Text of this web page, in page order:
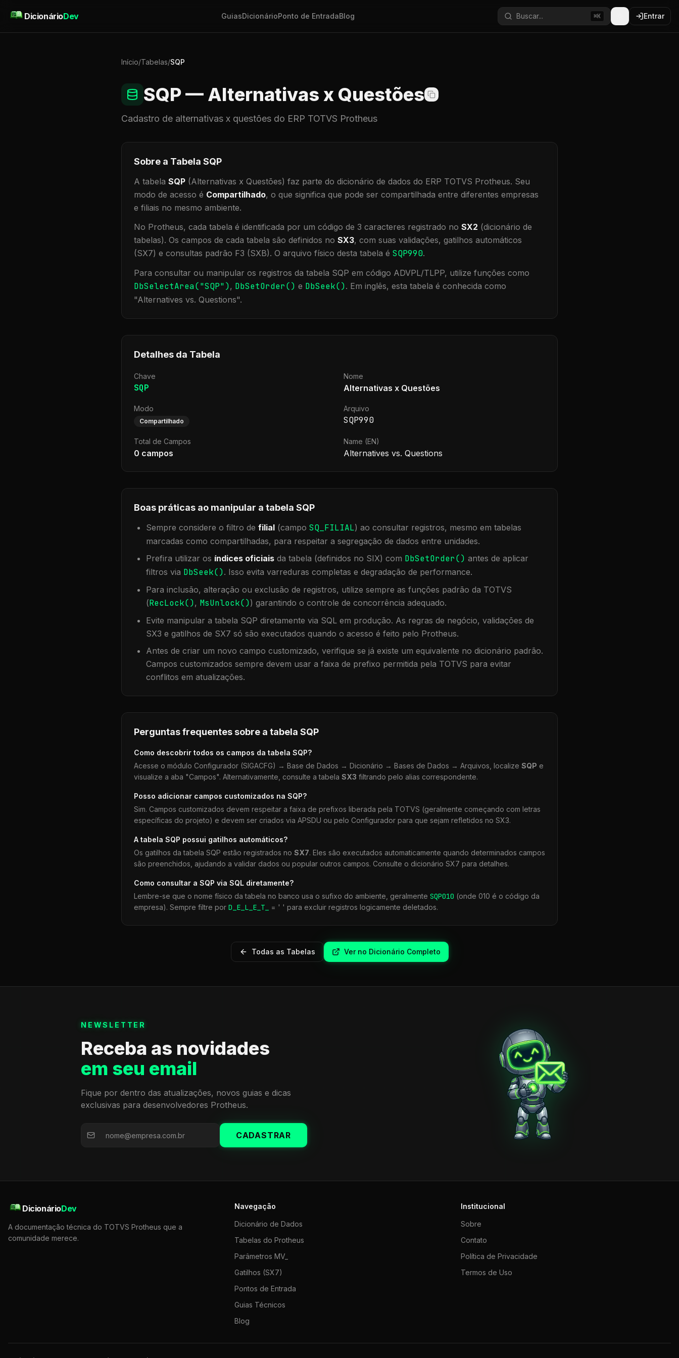
DicionárioDev GuiasDicionárioPonto de EntradaBlog Buscar... ⌘K Entrar
Início/Tabelas/SQP
SQP— Alternativas x Questões
Cadastro de alternativas x questões do ERP TOTVS Protheus
Sobre a Tabela SQP
A tabela SQP (Alternativas x Questões) faz parte do dicionário de dados do ERP TOTVS Protheus. Seu
modo de acesso é Compartilhado, o que significa que pode ser compartilhada entre diferentes empresas
e filiais no mesmo ambiente.
No Protheus, cada tabela é identificada por um código de 3 caracteres registrado no SX2 (dicionário de
tabelas). Os campos de cada tabela são definidos no SX3, com suas validações, gatilhos automáticos
(SX7) e consultas padrão F3 (SXB). O arquivo físico desta tabela é SQP990.
Para consultar ou manipular os registros da tabela SQP em código ADVPL/TLPP, utilize funções como
DbSelectArea("SQP"), DbSetOrder() e DbSeek(). Em inglês, esta tabela é conhecida como
"Alternatives vs. Questions".
Detalhes da Tabela
Chave
SQP
Nome
Alternativas x Questões
Modo
Compartilhado
Arquivo
SQP990
Total de Campos
0 campos
Name (EN)
Alternatives vs. Questions
Boas práticas ao manipular a tabela SQP
Sempre considere o filtro de filial (campo SQ_FILIAL) ao consultar registros, mesmo em tabelas
marcadas como compartilhadas, para respeitar a segregação de dados entre unidades.
Prefira utilizar os índices oficiais da tabela (definidos no SIX) com DbSetOrder() antes de aplicar
filtros via DbSeek(). Isso evita varreduras completas e degradação de performance.
Para inclusão, alteração ou exclusão de registros, utilize sempre as funções padrão da TOTVS
(RecLock(), MsUnlock()) garantindo o controle de concorrência adequado.
Evite manipular a tabela SQP diretamente via SQL em produção. As regras de negócio, validações de
SX3 e gatilhos de SX7 só são executados quando o acesso é feito pelo Protheus.
Antes de criar um novo campo customizado, verifique se já existe um equivalente no dicionário padrão.
Campos customizados sempre devem usar a faixa de prefixo permitida pela TOTVS para evitar
conflitos em atualizações.
Perguntas frequentes sobre a tabela SQP
Como descobrir todos os campos da tabela SQP?
Acesse o módulo Configurador (SIGACFG) → Base de Dados → Dicionário → Bases de Dados → Arquivos, localize SQP e
visualize a aba "Campos". Alternativamente, consulte a tabela SX3 filtrando pelo alias correspondente.
Posso adicionar campos customizados na SQP?
Sim. Campos customizados devem respeitar a faixa de prefixos liberada pela TOTVS (geralmente começando com letras
específicas do projeto) e devem ser criados via APSDU ou pelo Configurador para que sejam refletidos no SX3.
A tabela SQP possui gatilhos automáticos?
Os gatilhos da tabela SQP estão registrados no SX7. Eles são executados automaticamente quando determinados campos
são preenchidos, ajudando a validar dados ou popular outros campos. Consulte o dicionário SX7 para detalhes.
Como consultar a SQP via SQL diretamente?
Lembre-se que o nome físico da tabela no banco usa o sufixo do ambiente, geralmente SQP010 (onde 010 é o código da
empresa). Sempre filtre por D_E_L_E_T_ = ' ' para excluir registros logicamente deletados.
Todas as Tabelas Ver no Dicionário Completo
NEWSLETTER
Receba as novidades
em seu email
Fique por dentro das atualizações, novos guias e dicas
exclusivas para desenvolvedores Protheus.
CADASTRAR
DicionárioDev
A documentação técnica do TOTVS Protheus que a
comunidade merece.
Navegação
Dicionário de Dados
Tabelas do Protheus
Parâmetros MV_
Gatilhos (SX7)
Pontos de Entrada
Guias Técnicos
Blog
Institucional
Sobre
Contato
Política de Privacidade
Termos de Uso